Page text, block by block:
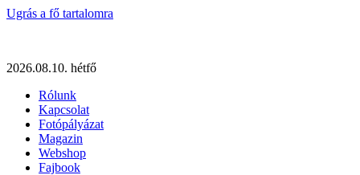
Ugrás a fő tartalomra
2026.08.10. hétfő
Rólunk
Kapcsolat
Fotópályázat
Magazin
Webshop
Fajbook